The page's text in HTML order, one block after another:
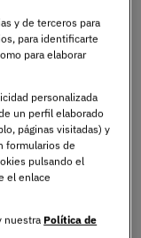
de
del
una rama de la
a
su
y de terceros para
para identificarte
para elaborar
personalizada
un perfil elaborado
páginas visitadas) y
formularios de
pulsando el
el enlace
nuestra Política de